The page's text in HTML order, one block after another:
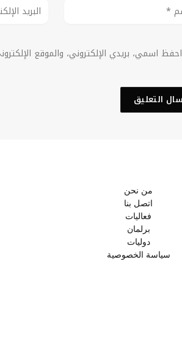
احفظ اسمي، بريدي الإلكتروني، والموقع
من نحن
اتصل بنا
فعاليات
برلمان
دوليات
سياسة الخصوصية